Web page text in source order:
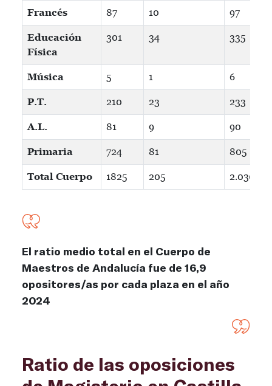
Francés 87 10 97
Educación
Física
301 34 335
Música 5 1 6
P.T. 210 23 233
A.L. 81 9 90
Primaria 724 81 805
Total Cuerpo 1825 205 2.030
El ratio medio total en el Cuerpo de
Maestros de Andalucía fue de 16,9
opositores/as por cada plaza en el año
2024
Ratio de las oposiciones